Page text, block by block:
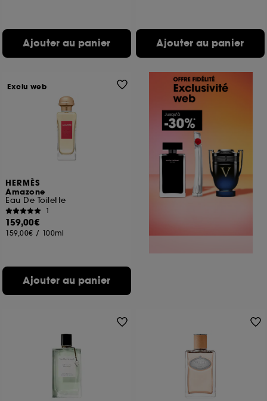
Ajouter au panier Ajouter au panier
HERMÈS
Amazone
Eau De Toilette
1
159,00€
159,00€ / 100ml
Ajouter au panier
Exclu web